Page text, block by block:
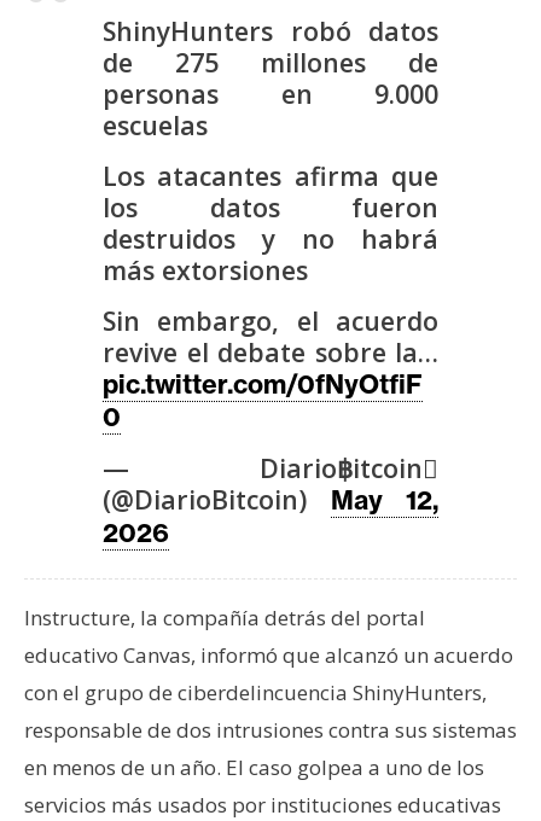
N
s
R
e
c
u
ShinyHunters robó datos
de 275 millones de
personas en 9.000
escuelas
Los atacantes afirma que
los datos fueron
destruidos y no habrá
más extorsiones
Sin embargo, el acuerdo
revive el debate sobre la…
pic.twitter.com/0fNyOtfiF
0
— Diario฿itcoin
(@DiarioBitcoin) May 12,
2026
Instructure, la compañía detrás del portal
educativo Canvas, informó que alcanzó un acuerdo
con el grupo de ciberdelincuencia ShinyHunters,
responsable de dos intrusiones contra sus sistemas
en menos de un año. El caso golpea a uno de los
servicios más usados por instituciones educativas